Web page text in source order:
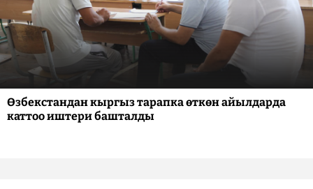
Өзбекстандан кыргыз тарапка өткөн айылдарда
каттоо иштери башталды